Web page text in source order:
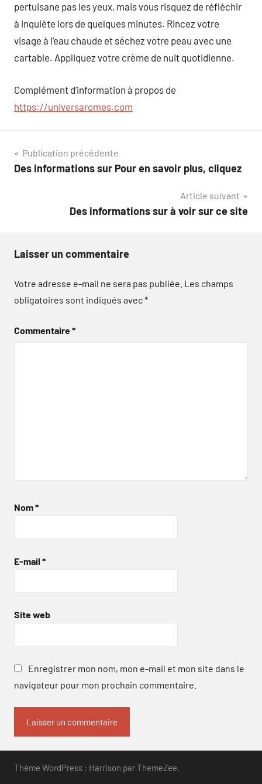
pertuisane pas les yeux, mais vous risquez de réfléchir
à inquiète lors de quelques minutes. Rincez votre
visage à l’eau chaude et séchez votre peau avec une
cartable. Appliquez votre crème de nuit quotidienne.
Complément d’information à propos de
https://universaromes.com
Navigation
de
Publication précédente
Des informations sur Pour en savoir plus, cliquez
Article suivant
Des informations sur à voir sur ce site
Laisser un commentaire
Votre adresse e-mail ne sera pas publiée. Les champs
obligatoires sont indiqués avec*
Commentaire*
Nom*
E-mail *
Site web
Enregistrer mon nom, mon e-mail et mon site dans le
navigateur pour mon prochain commentaire.
Thème WordPress : Harrison par ThemeZee.